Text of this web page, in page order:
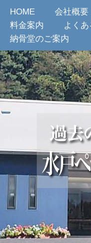
HOME 会社概要
料金案内
よく
納骨堂のご案内